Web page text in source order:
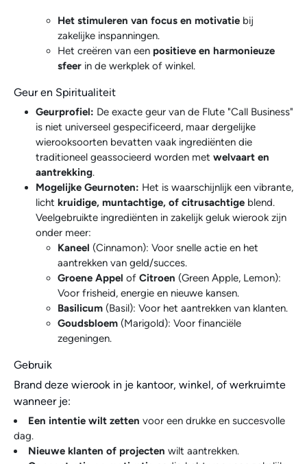
Het stimuleren van focus en motivatie bij
zakelijke inspanningen.
Het creëren van een positieve en harmonieuze
sfeer in de werkplek of winkel.
Geur en Spiritualiteit
Geurprofiel: De exacte geur van de Flute "Call Business"
is niet universeel gespecificeerd, maar dergelijke
wierooksoorten bevatten vaak ingrediënten die
traditioneel geassocieerd worden met welvaart en
aantrekking.
Mogelijke Geurnoten: Het is waarschijnlijk een vibrante,
licht kruidige, muntachtige, of citrusachtige blend.
Veelgebruikte ingrediënten in zakelijk geluk wierook zijn
onder meer:
Kaneel (Cinnamon): Voor snelle actie en het
aantrekken van geld/succes.
Groene Appel of Citroen (Green Apple, Lemon):
Voor frisheid, energie en nieuwe kansen.
Basilicum (Basil): Voor het aantrekken van klanten.
Goudsbloem (Marigold): Voor financiële
zegeningen.
Gebruik
Brand deze wierook in je kantoor, winkel, of werkruimte
wanneer je:
Een intentie wilt zetten voor een drukke en succesvolle
dag.
Nieuwe klanten of projecten wilt aantrekken.